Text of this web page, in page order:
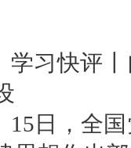
学习快评
15日，全